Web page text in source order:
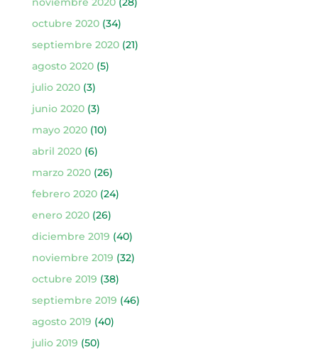
octubre 2020(34)
septiembre 2020(21)
agosto 2020(5)
julio 2020(3)
junio 2020(3)
mayo 2020(10)
abril 2020(6)
marzo 2020(26)
febrero 2020(24)
enero 2020(26)
diciembre 2019 (40)
noviembre 2019 (32)
octubre 2019 (38)
septiembre 2019 (46)
agosto 2019 (40)
julio 2019 (50)